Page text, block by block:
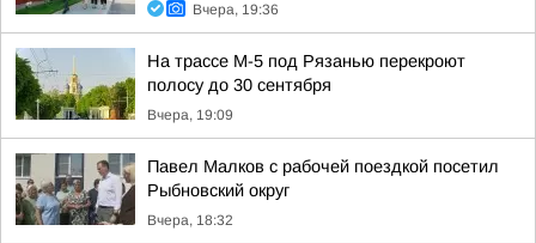
Вчера, 19:36
На трассе М-5 под Рязанью перекроют
полосу до 30 сентября
Вчера, 19:09
Павел Малков с рабочей поездкой посетил
Рыбновский округ
Вчера, 18:32